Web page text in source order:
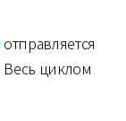
отправляется
циклом